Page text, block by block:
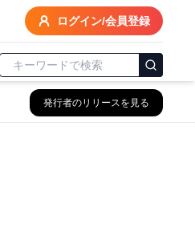
ログイン/会員登録
発行者のリリースを見る